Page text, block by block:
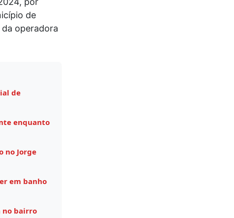
de
operadora
de
enquanto
no Jorge
em banho
no bairro